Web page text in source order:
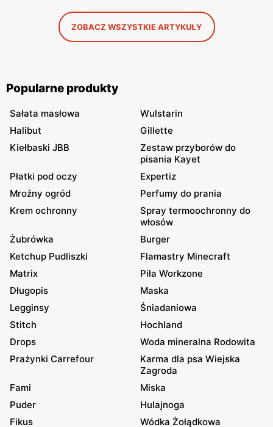
ZOBACZ WSZYSTKIE ARTYKUŁY
Popularne produkty
Sałata masłowa
Wulstarin
Halibut
Gillette
Kiełbaski JBB
Zestaw przyborów do
pisania Kayet
Płatki pod oczy
Expertiz
Mroźny ogród
Perfumy do prania
Krem ochronny
Spray termoochronny do
włosów
Żubrówka
Burger
Ketchup Pudliszki
Flamastry Minecraft
Matrix
Piła Workzone
Długopis
Maska
Legginsy
Śniadaniowa
Stitch
Hochland
Drops
Woda mineralna Rodowita
Prażynki Carrefour
Karma dla psa Wiejska
Zagroda
Fami
Miska
Puder
Hulajnoga
Fikus
Wódka Żołądkowa